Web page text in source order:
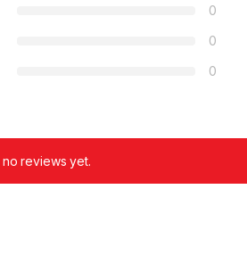
0
0
0
reviews yet.